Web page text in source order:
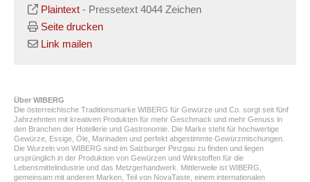
Plaintext - Pressetext 4044 Zeichen
Seite drucken
Link mailen
Über WIBERG
Die österreichische Traditionsmarke WIBERG für Gewürze und Co. sorgt seit fünf
Jahrzehnten mit kreativen Produkten für mehr Geschmack und mehr Genuss in
den Branchen der Hotellerie und Gastronomie. Die Marke steht für hochwertige
Gewürze, Essige, Öle, Marinaden und perfekt abgestimmte Gewürzmischungen.
Die Wurzeln von WIBERG sind im Salzburger Pinzgau zu finden und liegen
ursprünglich in der Produktion von Gewürzen und Wirkstoffen für die
Lebensmittelindustrie und das Metzgerhandwerk. Mittlerweile ist WIBERG,
gemeinsam mit anderen Marken, Teil von NovaTaste, einem internationalen